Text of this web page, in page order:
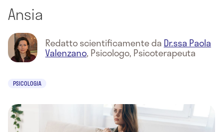
Ansia
Redatto scientificamente da Dr.ssa Paola
Valenzano, Psicologo, Psicoterapeuta
PSICOLOGIA